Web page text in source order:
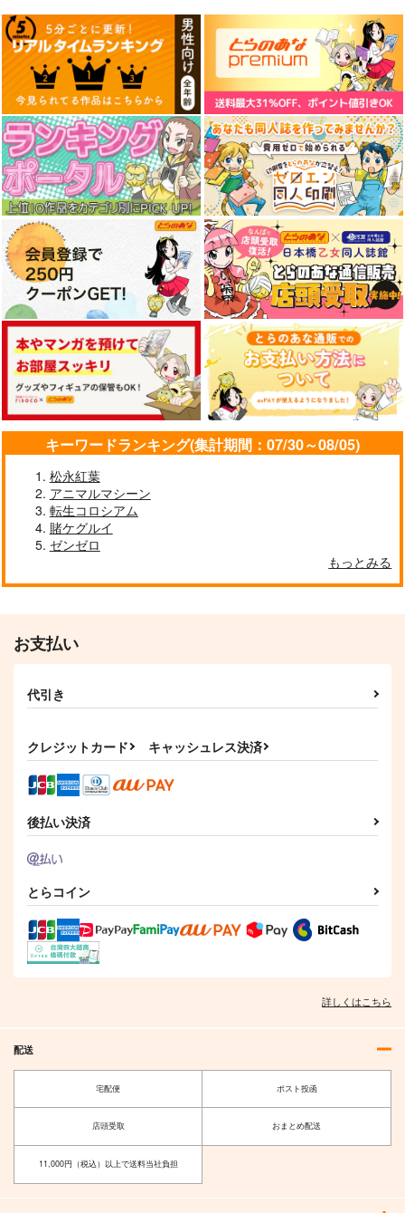
みんな自由でまいっタ
ネ!9
キノコの森
1,572円（税込）
キラ・ヤマト
サンプル
作品詳細
G20-oh 02
＠ういろう本舗
1,100円（税込）
仮面ライダージオウ×機動戦士ガンダム
サンプル
作品詳細
水星の魔女 グエルの
受難
ウラシマモト
330円（税込）
グエル・ジェターク
サンプル
作品詳細
THE POP3
vinyl chloride
作品詳細
キーワードランキング(集計期間：07/30～08/05)
松永紅葉
アニマルマシーン
転生コロシアム
賭ケグルイ
ゼンゼロ
もっとみる
お支払い
代引き
クレジットカード キャッシュレス決済
後払い決済
とらコイン
詳しくはこちら
配送
宅配便 ポスト投函
店頭受取 おまとめ配送
11,000円（税込）以上で送料当社負担